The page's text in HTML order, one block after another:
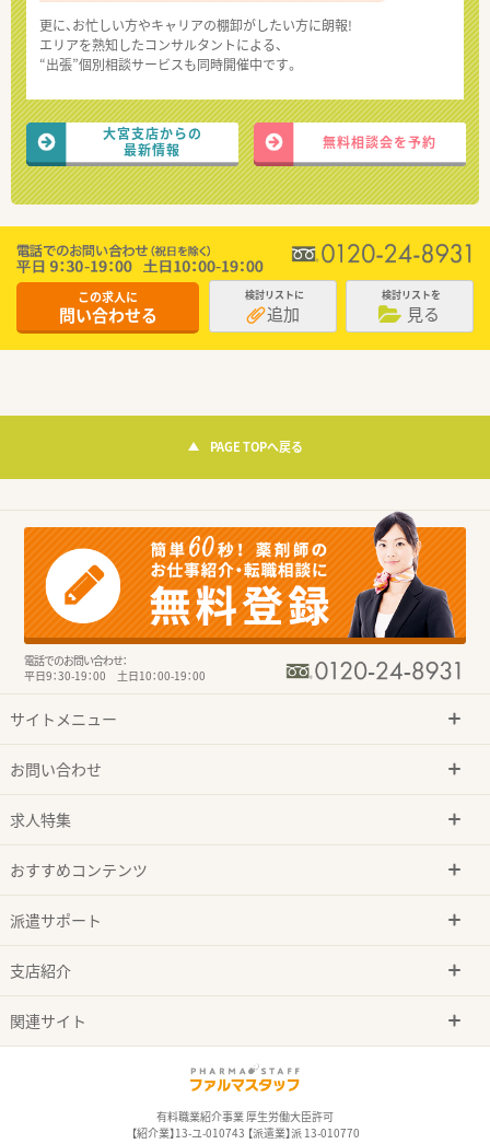
更に、お忙しい方やキャリアの棚卸がしたい方に朗報!
エリアを熟知したコンサルタントによる、
“出張”個別相談サービスも同時開催中です。
大宮支店からの
最新情報
無料相談会を予約
この求人に
問い合わせる
検討リストに
追加
検討リストを
見る
PAGE TOPへ戻る
電話でのお問い合わせ：
平日9：30-19：00 土日10：00-19：00
サイトメニュー
お問い合わせ
求人特集
おすすめコンテンツ
派遣サポート
支店紹介
関連サイト
有料職業紹介事業 厚生労働大臣許可
【紹介業】13-ユ-010743 【派遣業】派 13-010770